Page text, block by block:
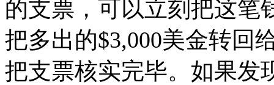
的支票，可以立刻把这笔
把多出的$3,000美金转回
把支票核实完毕。如果发